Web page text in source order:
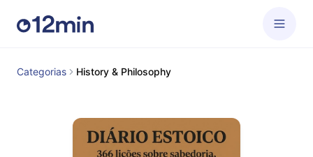
Categorias History & Philosophy